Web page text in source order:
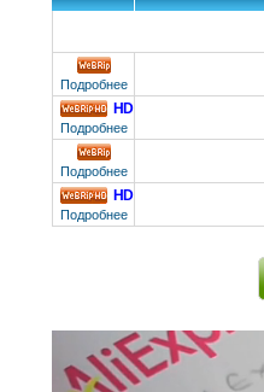
Подробнее
HD
HD
Подробнее
Подробнее
HD
HD
Подробнее